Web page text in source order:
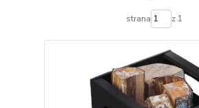
strana z 1